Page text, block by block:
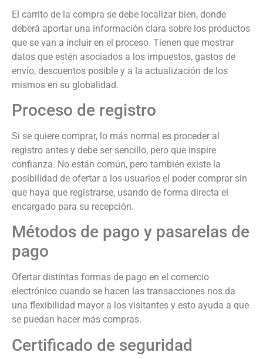
El carrito de la compra se debe localizar bien, donde
deberá aportar una información clara sobre los productos
que se van a incluir en el proceso. Tienen que mostrar
datos que estén asociados a los impuestos, gastos de
envío, descuentos posible y a la actualización de los
mismos en su globalidad.
Proceso de registro
Si se quiere comprar, lo más normal es proceder al
registro antes y debe ser sencillo, pero que inspire
confianza. No están común, pero también existe la
posibilidad de ofertar a los usuarios el poder comprar sin
que haya que registrarse, usando de forma directa el
encargado para su recepción.
Métodos de pago y pasarelas de
pago
Ofertar distintas formas de pago en el comercio
electrónico cuando se hacen las transacciones nos da
una flexibilidad mayor a los visitantes y esto ayuda a que
se puedan hacer más compras.
Certificado de seguridad